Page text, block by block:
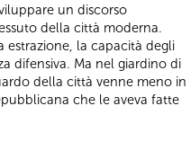
un discorso
della città moderna.
estrazione, la capacità degli
difensiva. Ma nel giardino di
della città venne meno in
che le aveva fatte